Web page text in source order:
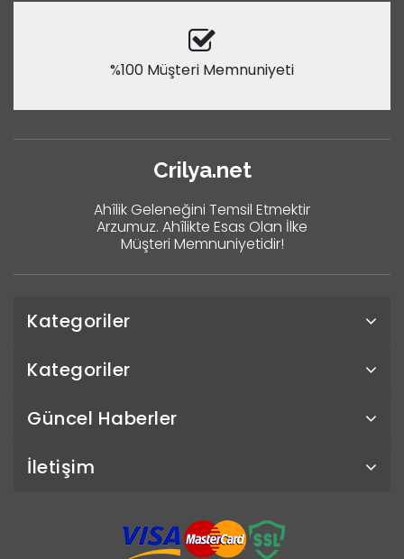
%100 Müşteri Memnuniyeti
Crilya.net
Ahîlik Geleneğini Temsil Etmektir
Arzumuz. Ahîlikte Esas Olan İlke
Müşteri Memnuniyetidir!
Kategoriler
Kategoriler
Güncel Haberler
İletişim